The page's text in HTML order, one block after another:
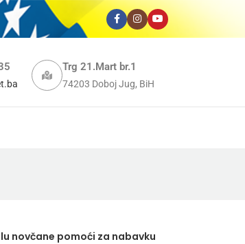
Trg 21.Mart br.1
74203 Doboj Jug, BiH
novčane pomoći za nabavku